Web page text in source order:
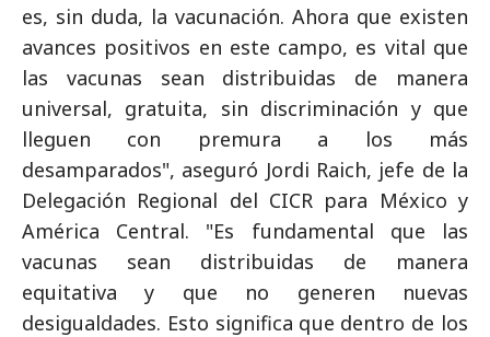
es, sin duda, la vacunación. Ahora que existen
avances positivos en este campo, es vital que
las vacunas sean distribuidas de manera
universal, gratuita, sin discriminación y que
lleguen con premura a los más
desamparados", aseguró Jordi Raich, jefe de la
Delegación Regional del CICR para México y
América Central. "Es fundamental que las
vacunas sean distribuidas de manera
equitativa y que no generen nuevas
desigualdades. Esto significa que dentro de los